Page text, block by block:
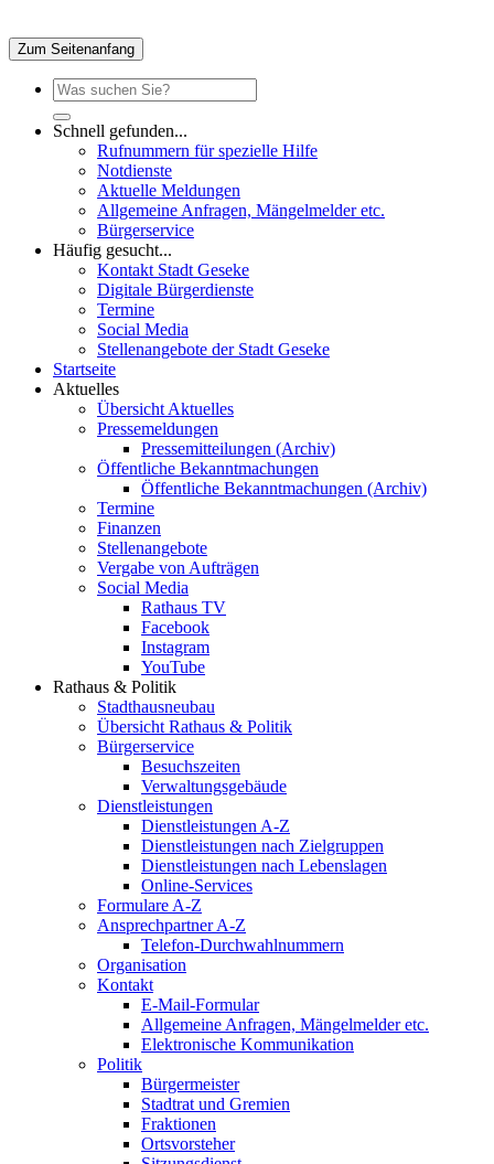
Zum Seitenanfang
Schnell gefunden...
Rufnummern für spezielle Hilfe
Notdienste
Aktuelle Meldungen
Allgemeine Anfragen, Mängelmelder etc.
Bürgerservice
Häufig gesucht...
Kontakt Stadt Geseke
Digitale Bürgerdienste
Termine
Social Media
Stellenangebote der Stadt Geseke
Startseite
Aktuelles
Übersicht Aktuelles
Pressemeldungen
Pressemitteilungen (Archiv)
Öffentliche Bekanntmachungen
Öffentliche Bekanntmachungen (Archiv)
Termine
Finanzen
Stellenangebote
Vergabe von Aufträgen
Social Media
Rathaus TV
Facebook
Instagram
YouTube
Rathaus & Politik
Stadthausneubau
Übersicht Rathaus & Politik
Bürgerservice
Besuchszeiten
Verwaltungsgebäude
Dienstleistungen
Dienstleistungen A-Z
Dienstleistungen nach Zielgruppen
Dienstleistungen nach Lebenslagen
Online-Services
Formulare A-Z
Ansprechpartner A-Z
Telefon-Durchwahlnummern
Organisation
Kontakt
E-Mail-Formular
Allgemeine Anfragen, Mängelmelder etc.
Elektronische Kommunikation
Politik
Bürgermeister
Stadtrat und Gremien
Fraktionen
Ortsvorsteher